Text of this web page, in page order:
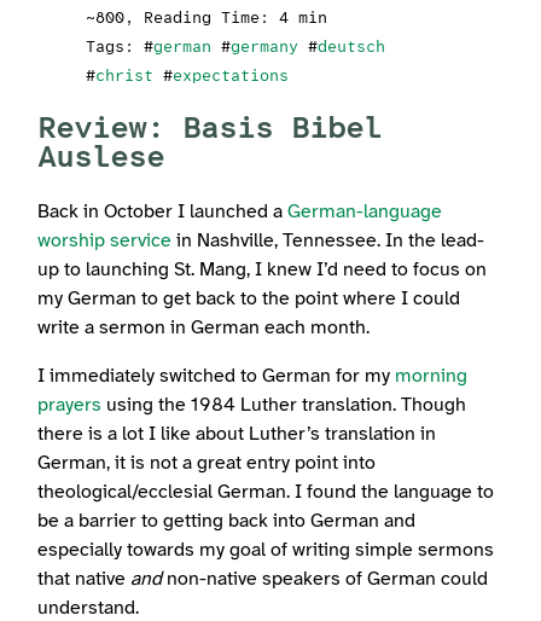
~800, Reading Time: 4 min
Tags: #german #germany #deutsch
#christ #expectations
Review: Basis Bibel
Auslese
Back in October I launched aGerman-language
worship service in Nashville, Tennessee. In the lead-
up to launching St. Mang, I knew I’d need to focus on
my German to get back to the point where I could
write a sermon in German each month.
I immediately switched to German for my morning
prayers using the 1984 Luther translation. Though
there is a lot I like about Luther’s translation in
German, it is not a great entry point into
theological/ecclesial German. I found the language to
be a barrier to getting back into German and
especially towards my goal of writing simple sermons
that native andnon-native speakers of German could
understand.